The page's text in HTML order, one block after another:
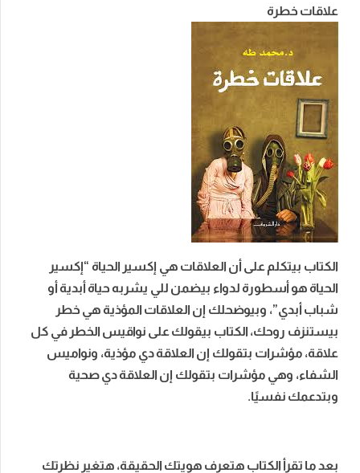
علاقات خطرة
الكتاب بيتكلم على أن العلاقات هي إكسير الحياة “إكسير
الحياة هو أسطورة لدواء بيضمن للي يشربه حياة أبدية أو
شباب أبدي”، وبيوضحلك إن العلاقات المؤذية هي خطر
بيستنزف روحك، الكتاب بيقولك على نواقيس الخطر في كل
علاقة، مؤشرات بتقولك إن العلاقة دي مؤذية، ونواميس
الشفاء، وهي مؤشرات بتقولك إن العلاقة دي صحية
وبتدعمك نفسيًا.
بعد ما تقرأ الكتاب هتعرف هويتك الحقيقة، هتغير نظرتك